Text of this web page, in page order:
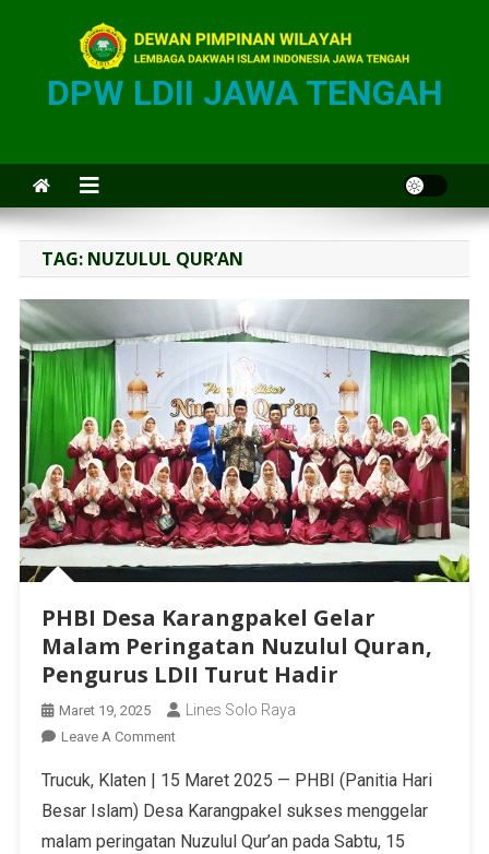
DPW LDII JAWA TENGAH
TAG: NUZULUL QUR’AN
PHBI Desa Karangpakel Gelar
Malam Peringatan Nuzulul Quran,
Pengurus LDII Turut Hadir
Maret 19, 2025 Lines Solo Raya
Leave A Comment
Trucuk, Klaten | 15 Maret 2025 — PHBI (Panitia Hari
Besar Islam) Desa Karangpakel sukses menggelar
malam peringatan Nuzulul Qur’an pada Sabtu, 15